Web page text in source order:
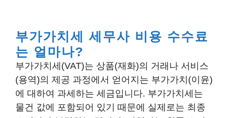
부가가치세 세무사 비용 수수료
는 얼마나?
부가가치세(VAT)는 상품(재화)의 거래나 서비스
(용역)의 제공 과정에서 얻어지는 부가가치(이윤)
에 대하여 과세하는 세금입니다. 부가가치세는
물건 값에 포함되어 있기 때문에 실제로는 최종